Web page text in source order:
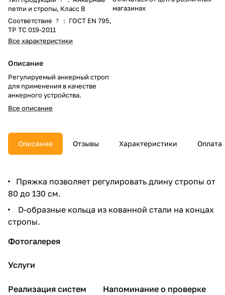
петли и стропы, Класс B
Соответствие
? : ГОСТ EN 795,
ТР ТС 019-2011
Все характеристики
Описание
Регулируемый анкерный строп
для применения в качестве
анкерного устройства.
Все описание
магазинах
Описание Отзывы Характеристики Оплата
Пряжка позволяет регулировать длину стропы от
80 до 130 см.
D-образные кольца из кованной стали на концах
стропы.
Фотогалерея
Услуги
Реализация систем
Напоминание о проверке